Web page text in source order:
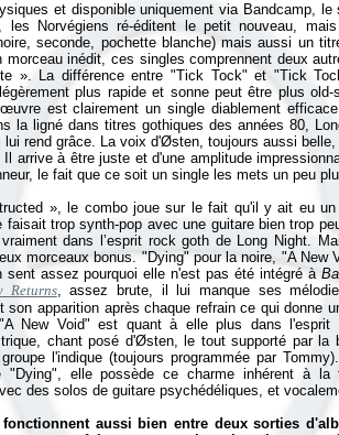
et disponible uniquement via Bandcamp,
les Norvégiens ré-éditent le petit nouveau,
seconde, pochette blanche) mais aussi un
morceau inédit, ces singles comprennent deux
». La différence entre "Tick Tock" et "Tick
plus rapide et sonne peut être plus
est clairement un single diablement
la ligné dans titres gothiques des années 80,
rend grâce. La voix d'Østen, toujours aussi
arrive à être juste et d'une amplitude
le fait que ce soit un single les mets un peu
», le combo joue sur le fait qu'il y ait eu
faisait trop synth-pop avec une guitare bien trop
dans l’esprit rock goth de Long Night.
morceaux bonus. "Dying" pour la noire, "A New
assez pourquoi elle n'est pas été intégré à
Returns, assez brute, il lui manque ses
son apparition après chaque refrain ce qui donne
New Void" est quant à elle plus dans l'esprit
chant posé d'Østen, le tout supporté par la
l'indique (toujours programmée par
"Dying", elle possède ce charme inhérent à la
des solos de guitare psychédéliques, et
fonctionnent aussi bien entre deux sorties